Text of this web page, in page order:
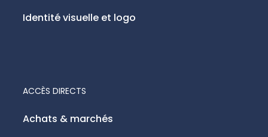
ACCÈS DIRECTS
Achats & marchés
Identité visuelle et logo